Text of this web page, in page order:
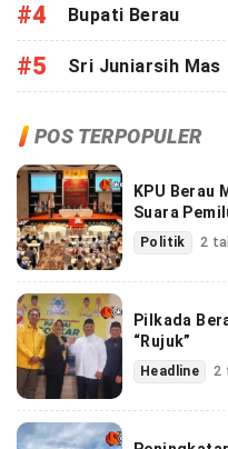
#4 Bupati Berau
#5 Sri Juniarsih Mas
POS TERPOPULER
KPU Berau
Suara
Politik 2
Pilkada
“Rujuk”
Headline 2